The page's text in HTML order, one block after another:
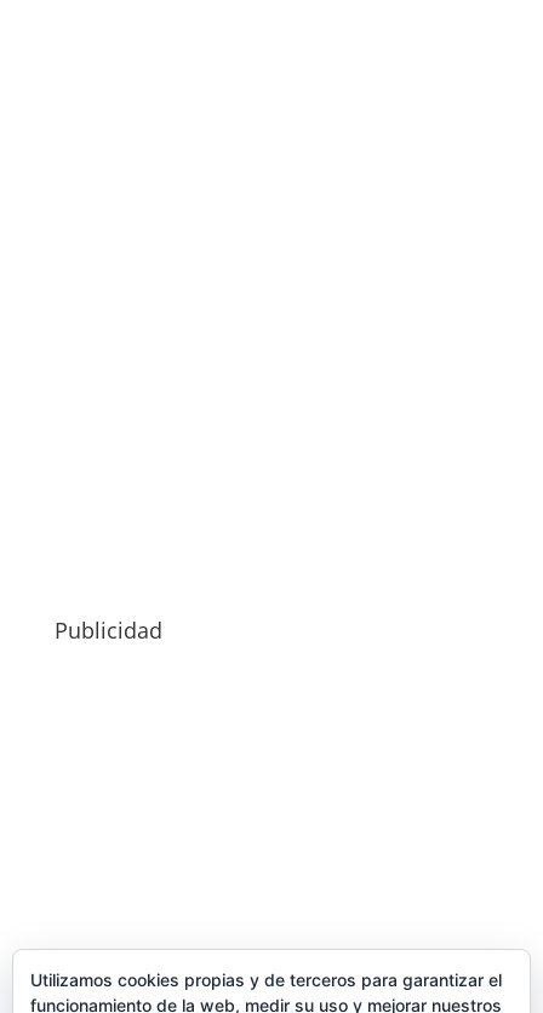
Publicidad
Utilizamos cookies propias y de terceros para garantizar el
funcionamiento de la web, medir su uso y mejorar nuestros